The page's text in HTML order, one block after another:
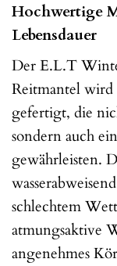
Hochwertige
Lebensdauer
Der E.L.T
Reitmantel wird
gefertigt, die
sondern auch
gewährleisten.
schlechtem
atmungsaktive
angenehmes